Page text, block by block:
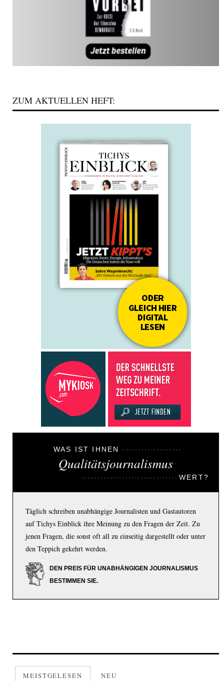
ZUM AKTUELLEN HEFT:
WAS IST IHNEN
Qualitätsjournalismus
WERT?
Täglich schreiben unabhängige Journalisten und Gastautoren
auf Tichys Einblick ihre Meinung zu den Fragen der Zeit. Zu
jenen Fragen, die sonst oft all zu einseitig dargestellt oder unter
den Teppich gekehrt werden.
DEN PREIS FÜR UNABHÄNGIGEN JOURNALISMUS
BESTIMMEN SIE.
MEISTGELESEN NEU